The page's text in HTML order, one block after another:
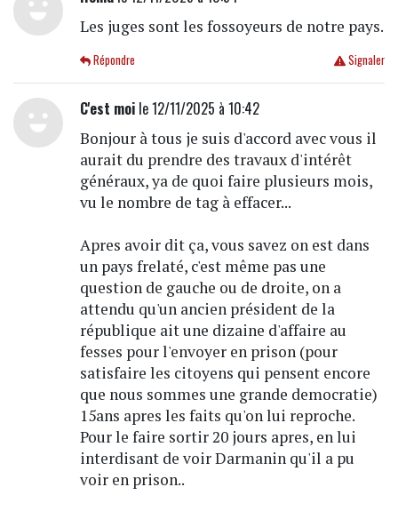
Les juges sont les fossoyeurs de notre pays.
Signaler
Répondre
C'est moile 12/11/2025 à 10:42
Bonjour à tous je suis d'accord avec vous il
aurait du prendre des travaux d'intérêt
généraux, ya de quoi faire plusieurs mois,
vu le nombre de tag à effacer...
Apres avoir dit ça, vous savez on est dans
un pays frelaté, c'est même pas une
question de gauche ou de droite, on a
attendu qu'un ancien président de la
république ait une dizaine d'affaire au
fesses pour l'envoyer en prison (pour
satisfaire les citoyens qui pensent encore
que nous sommes une grande democratie)
15ans apres les faits qu'on lui reproche.
Pour le faire sortir 20 jours apres, en lui
interdisant de voir Darmanin qu'il a pu
voir en prison..